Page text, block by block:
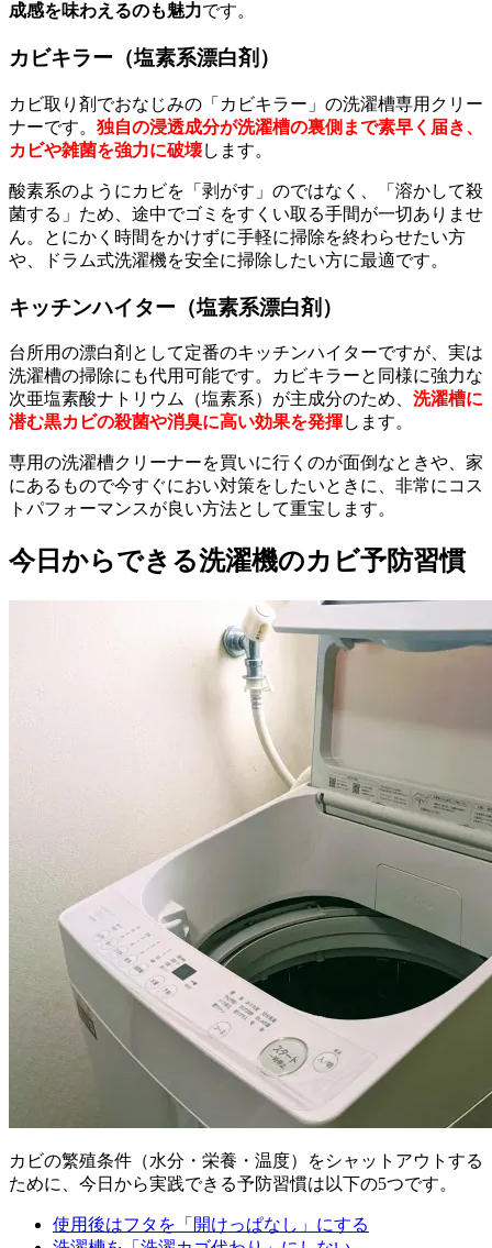
成感を味わえるのも魅力です。
カビキラー（塩素系漂白剤）
カビ取り剤でおなじみの「カビキラー」の洗濯槽専用クリー
ナーです。 独自の浸透成分が洗濯槽の裏側まで素早く届き、
カビや雑菌を強力に破壊します。
酸素系のようにカビを「剥がす」のではなく、「溶かして殺
菌する」ため、途中でゴミをすくい取る手間が一切ありませ
ん。とにかく時間をかけずに手軽に掃除を終わらせたい方
や、ドラム式洗濯機を安全に掃除したい方に最適です。
キッチンハイター（塩素系漂白剤）
台所用の漂白剤として定番のキッチンハイターですが、実は
洗濯槽の掃除にも代用可能です。カビキラーと同様に強力な
次亜塩素酸ナトリウム（塩素系）が主成分のため、 洗濯槽に
潜む黒カビの殺菌や消臭に高い効果を発揮します。
専用の洗濯槽クリーナーを買いに行くのが面倒なときや、家
にあるもので今すぐにおい対策をしたいときに、非常にコス
トパフォーマンスが良い方法として重宝します。
今日からできる洗濯機のカビ予防習慣
カビの繁殖条件（水分・栄養・温度）をシャットアウトする
ために、今日から実践できる予防習慣は以下の5つです。
使用後はフタを「開けっぱなし」にする